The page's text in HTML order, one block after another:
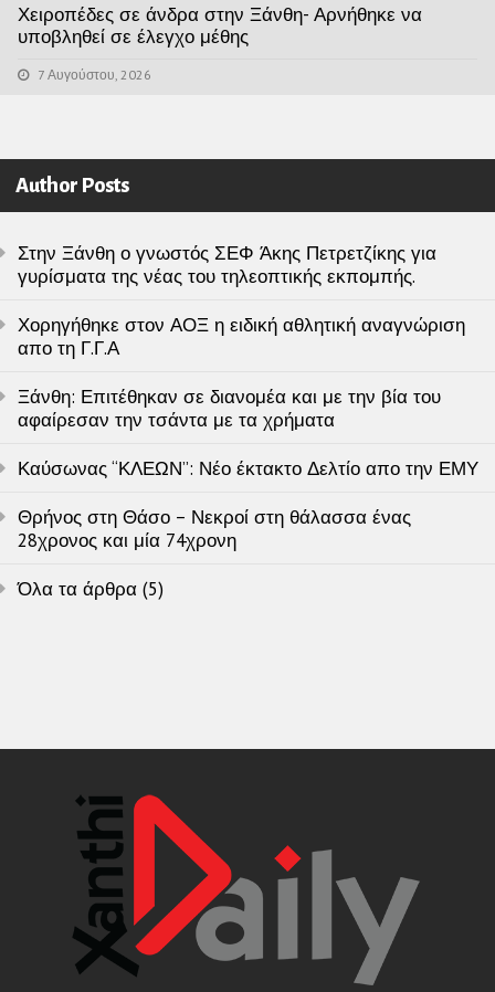
Χειροπέδες σε άνδρα στην Ξάνθη- Αρνήθηκε να
υποβληθεί σε έλεγχο μέθης
7 Αυγούστου, 2026
Author Posts
Στην Ξάνθη ο γνωστός ΣΕΦ Άκης Πετρετζίκης για
γυρίσματα της νέας του τηλεοπτικής εκπομπής.
Χορηγήθηκε στον ΑΟΞ η ειδική αθλητική αναγνώριση
απο τη Γ.Γ.Α
Ξάνθη: Επιτέθηκαν σε διανομέα και με την βία του
αφαίρεσαν την τσάντα με τα χρήματα
Καύσωνας “ΚΛΕΩΝ”: Νέο έκτακτο Δελτίο απο την ΕΜΥ
Θρήνος στη Θάσο – Νεκροί στη θάλασσα ένας
28χρονος και μία 74χρονη
Όλα τα άρθρα (5)